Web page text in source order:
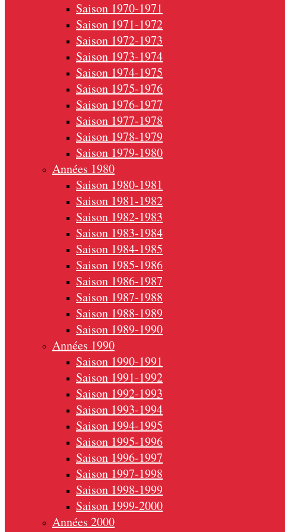
Saison 1970-1971
Saison 1971-1972
Saison 1972-1973
Saison 1973-1974
Saison 1974-1975
Saison 1975-1976
Saison 1976-1977
Saison 1977-1978
Saison 1978-1979
Saison 1979-1980
Années 1980
Saison 1980-1981
Saison 1981-1982
Saison 1982-1983
Saison 1983-1984
Saison 1984-1985
Saison 1985-1986
Saison 1986-1987
Saison 1987-1988
Saison 1988-1989
Saison 1989-1990
Années 1990
Saison 1990-1991
Saison 1991-1992
Saison 1992-1993
Saison 1993-1994
Saison 1994-1995
Saison 1995-1996
Saison 1996-1997
Saison 1997-1998
Saison 1998-1999
Saison 1999-2000
Années 2000